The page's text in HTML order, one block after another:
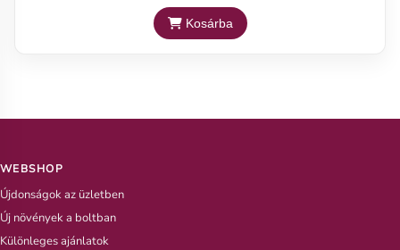
Kosárba
WEBSHOP
Újdonságok az üzletben
Új növények a boltban
Különleges ajánlatok